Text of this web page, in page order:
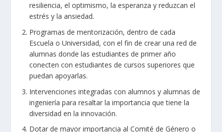
resiliencia, el optimismo, la esperanza y reduzcan el
estrés y la ansiedad.
Programas de mentorización, dentro de cada
Escuela o Universidad, con el fin de crear una red de
alumnas donde las estudiantes de primer año
conecten con estudiantes de cursos superiores que
puedan apoyarlas.
Intervenciones integradas con alumnos y alumnas de
ingeniería para resaltar la importancia que tiene la
diversidad en la innovación.
Dotar de mayor importancia al Comité de Género o